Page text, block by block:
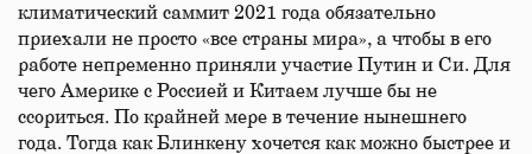
климатический саммит 2021 года обязательно
приехали не просто «все страны мира», а чтобы в его
работе непременно приняли участие Путин и Си. Для
чего Америке с Россией и Китаем лучше бы не
ссориться. По крайней мере в течение нынешнего
года. Тогда как Блинкену хочется как можно быстрее и